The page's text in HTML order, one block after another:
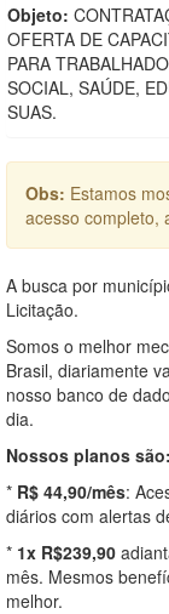
Objeto:
OFERTA DE
PARA
SOCIAL, SAÚDE,
SUAS.
Obs: Estamos
acesso completo,
A busca por
Licitação.
Somos o melhor
Brasil, diariamente
nosso banco de
dia.
Nossos planos são:
* R$ 44,90/mês:
diários com alertas
* 1x R$239,90
mês. Mesmos
melhor.